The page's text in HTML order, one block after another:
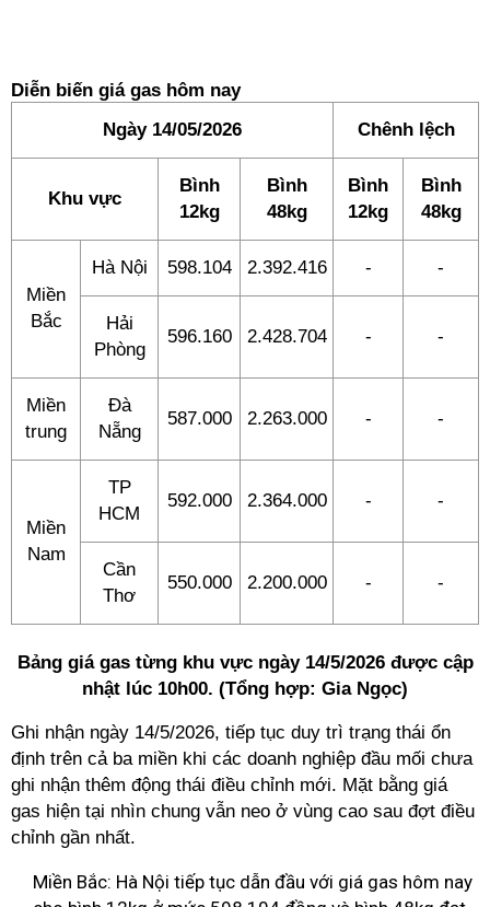
Diễn biến giá gas hôm nay
Ngày 14/05/2026
Chênh lệch
Khu vực
Bình
12kg
Bình
48kg
Bình
12kg
Bình
48kg
Miền
Bắc
Hà Nội 598.104 2.392.416 - -
Hải
Phòng
596.160 2.428.704 - -
Miền
trung
Đà
Nẵng
587.000 2.263.000 - -
Miền
Nam
TP
HCM
592.000 2.364.000 - -
Cần
Thơ
550.000 2.200.000 - -
Bảng giá gas từng khu vực ngày 14/5/2026 được cập
nhật lúc 10h00. (Tổng hợp: Gia Ngọc)
Ghi nhận ngày 14/5/2026, tiếp tục duy trì trạng thái ổn
định trên cả ba miền khi các doanh nghiệp đầu mối chưa
ghi nhận thêm động thái điều chỉnh mới. Mặt bằng giá
gas hiện tại nhìn chung vẫn neo ở vùng cao sau đợt điều
chỉnh gần nhất.
Miền Bắc: Hà Nội tiếp tục dẫn đầu với giá gas hôm nay